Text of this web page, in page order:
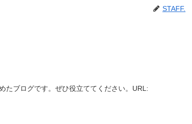
STAFF.
たブログです。ぜひ役立ててください。URL: